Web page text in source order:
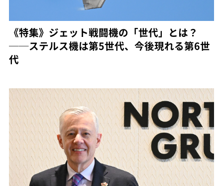
《特集》ジェット戦闘機の「世代」とは？
──ステルス機は第5世代、今後現れる第6世
代